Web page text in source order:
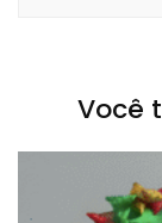
Você